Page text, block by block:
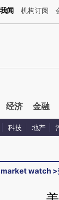
：本文由第三方
我闻 机构订阅
经济 金融
科技 地产
market watch >